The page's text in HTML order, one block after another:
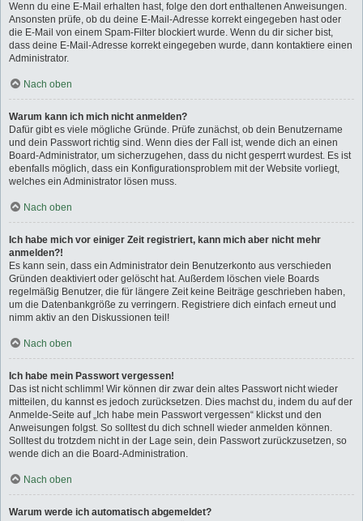
Wenn du eine E-Mail erhalten hast, folge den dort enthaltenen Anweisungen.
Ansonsten prüfe, ob du deine E-Mail-Adresse korrekt eingegeben hast oder
die E-Mail von einem Spam-Filter blockiert wurde. Wenn du dir sicher bist,
dass deine E-Mail-Adresse korrekt eingegeben wurde, dann kontaktiere einen
Administrator.
Nach oben
Warum kann ich mich nicht anmelden?
Dafür gibt es viele mögliche Gründe. Prüfe zunächst, ob dein Benutzername
und dein Passwort richtig sind. Wenn dies der Fall ist, wende dich an einen
Board-Administrator, um sicherzugehen, dass du nicht gesperrt wurdest. Es ist
ebenfalls möglich, dass ein Konfigurationsproblem mit der Website vorliegt,
welches ein Administrator lösen muss.
Nach oben
Ich habe mich vor einiger Zeit registriert, kann mich aber nicht mehr
anmelden?!
Es kann sein, dass ein Administrator dein Benutzerkonto aus verschieden
Gründen deaktiviert oder gelöscht hat. Außerdem löschen viele Boards
regelmäßig Benutzer, die für längere Zeit keine Beiträge geschrieben haben,
um die Datenbankgröße zu verringern. Registriere dich einfach erneut und
nimm aktiv an den Diskussionen teil!
Nach oben
Ich habe mein Passwort vergessen!
Das ist nicht schlimm! Wir können dir zwar dein altes Passwort nicht wieder
mitteilen, du kannst es jedoch zurücksetzen. Dies machst du, indem du auf der
Anmelde-Seite auf „Ich habe mein Passwort vergessen“ klickst und den
Anweisungen folgst. So solltest du dich schnell wieder anmelden können.
Solltest du trotzdem nicht in der Lage sein, dein Passwort zurückzusetzen, so
wende dich an die Board-Administration.
Nach oben
Warum werde ich automatisch abgemeldet?